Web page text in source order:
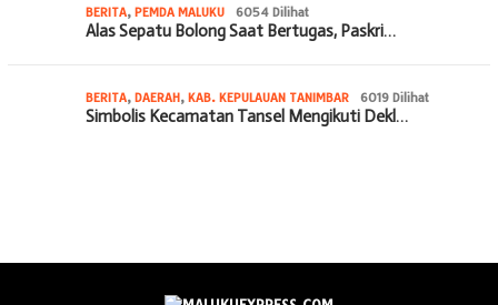
BERITA, PEMDA MALUKU 6054 Dilihat
Alas Sepatu Bolong Saat Bertugas, Paskri…
BERITA, DAERAH, KAB. KEPULAUAN TANIMBAR 6019 Dilihat
Simbolis Kecamatan Tansel Mengikuti Dekl…